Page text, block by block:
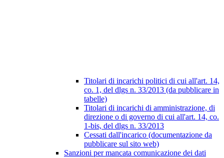
Titolari di incarichi politici di cui all'art. 14,
co. 1, del dlgs n. 33/2013 (da pubblicare in
tabelle)
Titolari di incarichi di amministrazione, di
direzione o di governo di cui all'art. 14, co.
1-bis, del dlgs n. 33/2013
Cessati dall'incarico (documentazione da
pubblicare sul sito web)
Sanzioni per mancata comunicazione dei dati